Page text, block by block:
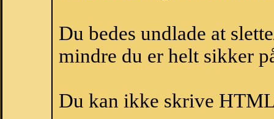
Du bedes undlade at
mindre du er helt sikker
Du kan ikke skrive